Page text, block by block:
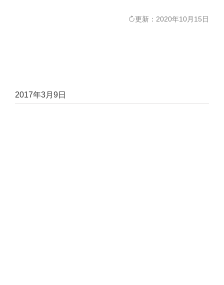
更新：2020年10月15日
2017年3月9日